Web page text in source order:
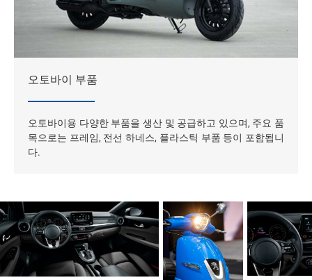
오토바이 부품
오토바이용 다양한 부품을 생산 및 공급하고 있으며, 주요 품
목으로는 프레임, 전선 하네스, 플라스틱 부품 등이 포함됩니
다.